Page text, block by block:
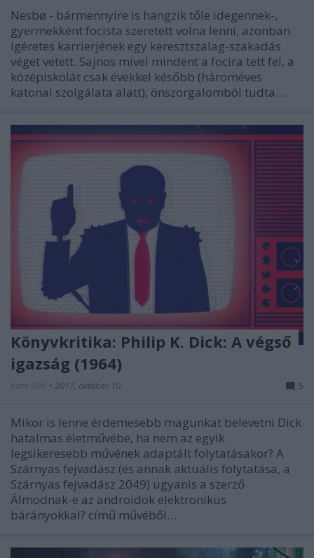
Nesbø - bármennyire is hangzik tőle idegennek-,
gyermekként focista szeretett volna lenni, azonban
ígéretes karrierjének egy keresztszalag-szakadás
véget vetett. Sajnos mivel mindent a focira tett fel, a
középiskolát csak évekkel később (hároméves
katonai szolgálata alatt), önszorgalomból tudta…
Könyvkritika: Philip K. Dick: A végső
igazság (1964)
• 2017. október 10. 5
Mikor is lenne érdemesebb magunkat belevetni Dick
hatalmas életművébe, ha nem az egyik
legsikeresebb művének adaptált folytatásakor? A
Szárnyas fejvadász (és annak aktuális folytatása, a
Szárnyas fejvadász 2049) ugyanis a szerző
Álmodnak-e az androidok elektronikus
bárányokkal? című művéből…